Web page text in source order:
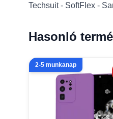
Techsuit - SoftFlex -
Hasonló
2-5 munkanap